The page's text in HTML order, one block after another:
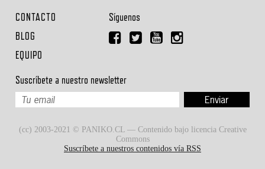
CONTACTO
BLOG
EQUIPO
Síguenos
Suscríbete a nuestro newsletter
(cc) 2003-2021 © PANIKO.CL — Contenido bajo licencia Creative
Commons
Suscríbete a nuestros contenidos vía RSS